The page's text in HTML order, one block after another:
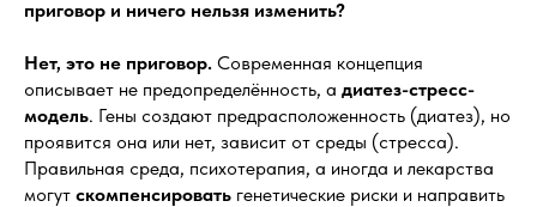
приговор и ничего нельзя изменить?
Нет, это не приговор. Современная концепция
описывает не предопределённость, а диатез-стресс-
модель. Гены создают предрасположенность (диатез), но
проявится она или нет, зависит от среды (стресса).
Правильная среда, психотерапия, а иногда и лекарства
могут скомпенсировать генетические риски и направить